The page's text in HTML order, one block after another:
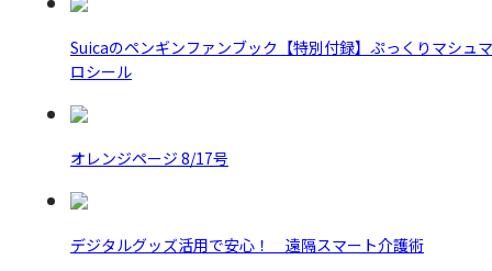
Suicaのペンギンファンブック【特別付録】ぷっくりマシュマ
ロシール
オレンジページ 8/17号
デジタルグッズ活用で安心！ 遠隔スマート介護術